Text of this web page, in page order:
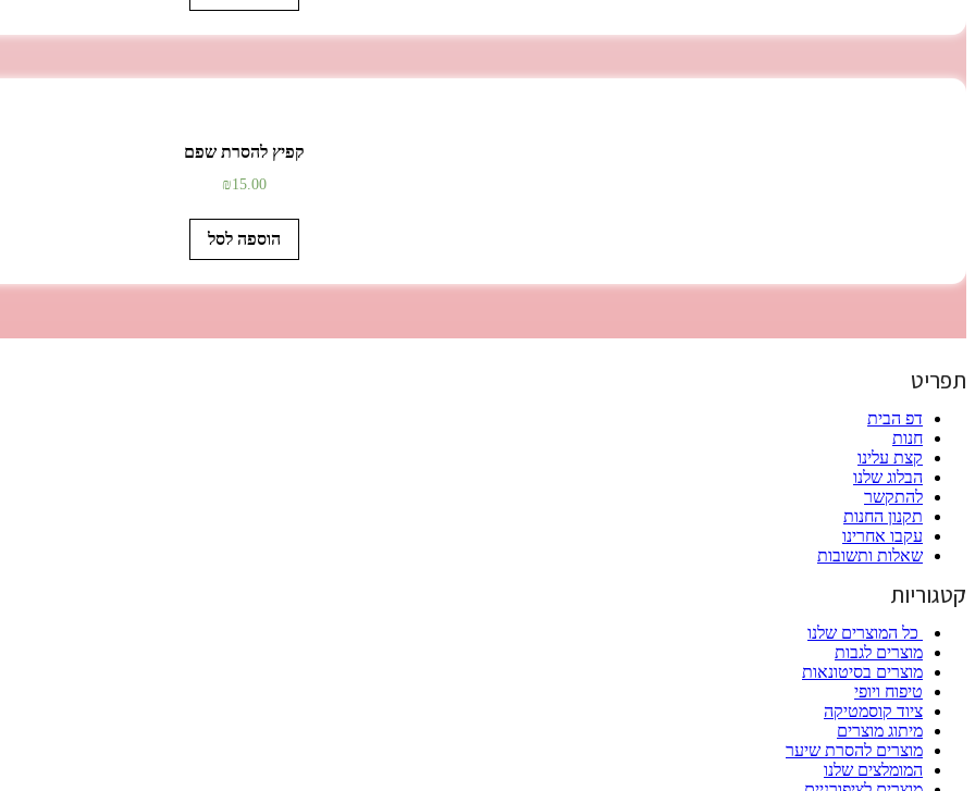
קפיץ להסרת שפם
₪15.00
הוספה לסל
תפריט
דפ הבית
חנות
קצת עלינו
הבלוג שלנו
להתקשר
תקנון החנות
עקבו אחרינו
שאלות ותשובות
קטגוריות
כל המוצרים שלנו
מוצרים לגבות
מוצרים בסיטונאות
טיפוח ויופי
ציוד קוסמטיקה
מיתוג מוצרים
מוצרים להסרת שיער
המומלצים שלנו